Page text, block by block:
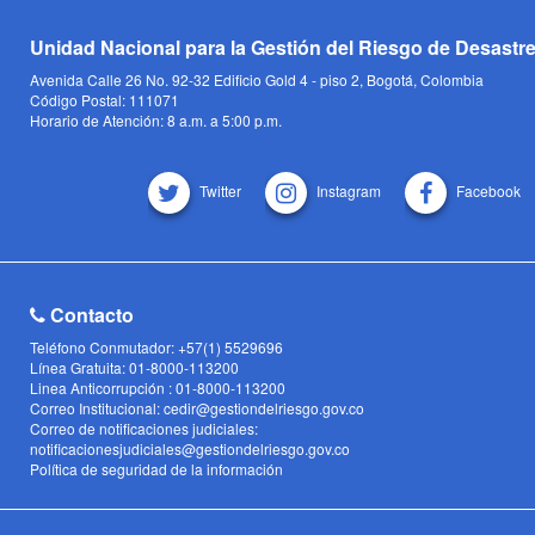
Unidad Nacional para la Gestión del Riesgo de
Avenida Calle 26 No. 92-32 Edificio Gold 4 - piso 2, Bogotá, Colombia
Código Postal: 111071
Horario de Atención: 8 a.m. a 5:00 p.m.
Twitter Instagram Facebook
Contacto
Teléfono Conmutador: +57(1) 5529696
Línea Gratuita: 01-8000-113200
Linea Anticorrupción : 01-8000-113200
Correo Institucional: cedir@gestiondelriesgo.gov.co
Correo de notificaciones judiciales:
notificacionesjudiciales@gestiondelriesgo.gov.co
Política de seguridad de la información